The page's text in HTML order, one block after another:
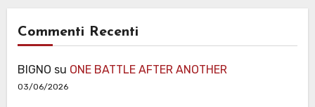
Commenti Recenti
BIGNO su ONE BATTLE AFTER ANOTHER
03/06/2026